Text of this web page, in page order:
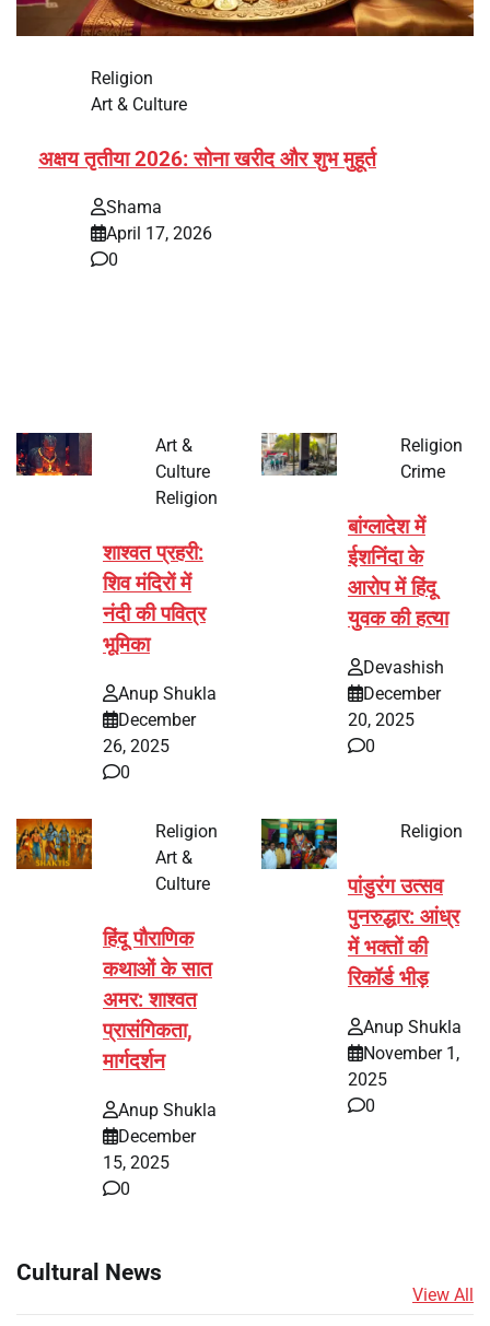
Religion
Art & Culture
अक्षय तृतीया 2026: सोना खरीद और शुभ मुहूर्त
Shama
April 17, 2026
0
Art &
Culture
Religion
शाश्वत प्रहरी:
शिव मंदिरों में
नंदी की पवित्र
भूमिका
Anup Shukla
December
26, 2025
0
Religion
Crime
बांग्लादेश में
ईशनिंदा के
आरोप में हिंदू
युवक की हत्या
Devashish
December
20, 2025
0
Religion
Art &
Culture
हिंदू पौराणिक
कथाओं के सात
अमर: शाश्वत
प्रासंगिकता,
मार्गदर्शन
Anup Shukla
December
15, 2025
0
Religion
पांडुरंग उत्सव
पुनरुद्धार: आंध्र
में भक्तों की
रिकॉर्ड भीड़
Anup Shukla
November 1,
2025
0
Cultural News
View All